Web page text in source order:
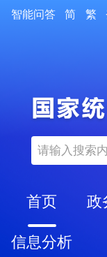
智能问答 简 繁
首页 政
信息分析